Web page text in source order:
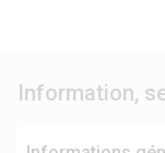
Information,